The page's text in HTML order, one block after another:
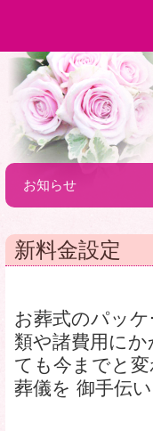
お知らせ
新料金設定
お葬式のパッ
類や諸費用に
ても今までと
葬儀を 御手伝